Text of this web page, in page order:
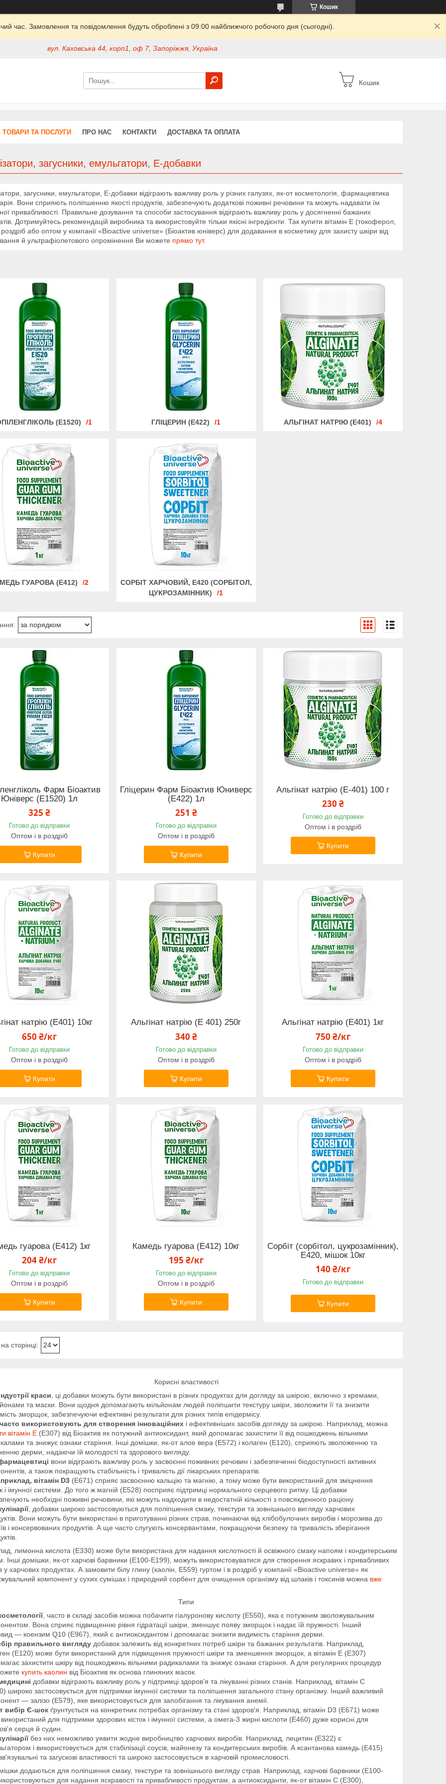
Кошик
час. Замовлення та повідомлення будуть оброблені з 09:00 найближчого робочого дня (сьогодні).
вул. Каховська 44, корп1, оф 7, Запоріжжя, Україна
Кошик
ТОВАРИ ТА ПОСЛУГИ ПРО НАС КОНТАКТИ ДОСТАВКА ТА ОПЛАТА
загусники, емульгатори, Е-добавки
загусники, емульгатори, Е-добавки відіграють важливу роль у різних галузях, як-от косметологія, фармацевтика
Вони сприяють поліпшенню якості продуктів, забезпечують додаткові поживні речовини та можуть надавати їм
привабливості. Правильне дозування та способи застосування відіграють важливу роль у досягненні бажаних
Дотримуйтесь рекомендацій виробника та використовуйте тільки якісні інгредієнти. Так купити вітамін Е (токоферол,
або оптом у компанії «Bioactive universe» (Біоактив юніверс) для додавання в косметику для захисту шкіри від
й ультрафіолетового опромінення Ви можете прямо тут.
(Е1520) 1 ГЛІЦЕРИН (Е422) 1 АЛЬГІНАТ НАТРІЮ (Е401) 4
ГУАРОВА (Е412) 2
СОРБІТ ХАРЧОВИЙ, Е420 (СОРБІТОЛ,
ЦУКРОЗАМІННИК)
1
Фарм Біоактив
Юніверс (Е1520) 1л
325 ₴
Готово до відправки
Оптом і в роздріб
Купити
Гліцерин Фарм Біоактив Юниверс
(Е422) 1л
251 ₴
Готово до відправки
Оптом і в роздріб
Купити
Альгінат натрію (Е-401) 100 г
230 ₴
Готово до відправки
Оптом і в роздріб
Купити
натрію (Е401) 10кг
650 ₴/кг
Готово до відправки
Оптом і в роздріб
Купити
Альгінат натрію (Е 401) 250г
340 ₴
Готово до відправки
Оптом і в роздріб
Купити
Альгінат натрію (Е401) 1кг
750 ₴/кг
Готово до відправки
Оптом і в роздріб
Купити
гуарова (Е412) 1кг
204 ₴/кг
Готово до відправки
Оптом і в роздріб
Купити
Камедь гуарова (Е412) 10кг
195 ₴/кг
Готово до відправки
Оптом і в роздріб
Купити
Сорбіт (сорбітол, цукрозамінник),
Е420, мішок 10кг
140 ₴/кг
Готово до відправки
Купити
Корисні властивості
краси , ці добавки можуть бути використані в різних продуктах для догляду за шкірою, включно з кремами,
та маски. Вони щодня допомагають мільйонам людей поліпшити текстуру шкіри, зволожити її та знизити
зморщок, забезпечуючи ефективні результати для різних типів епідермісу.
часто використовують для створення інноваційних і ефективніших засобів догляду за шкірою. Наприклад, можна
вітамін Е (E307) від Біоактив як потужний антиоксидант, який допомагає захистити її від пошкоджень вільними
та знижує ознаки старіння. Інші домішки, як-от алое вера (E572) і колаген (E120), сприяють зволоженню та
дерми, надаючи їй молодості та здорового вигляду.
вони відіграють важливу роль у засвоєнні поживних речовин і забезпеченні біодоступності активних
а також покращують стабільність і тривалість дії лікарських препаратів.
вітамін D3 (E671) сприяє засвоєнню кальцію та магнію, а тому може бути використаний для зміцнення
і імунної системи. До того ж магній (E528) посприяє підтримці нормального серцевого ритму. Ці добавки
необхідні поживні речовини, які можуть надходити в недостатній кількості з повсякденного раціону.
, добавки широко застосовуються для поліпшення смаку, текстури та зовнішнього вигляду харчових
Вони можуть бути використані в приготуванні різних страв, починаючи від хлібобулочних виробів і морозива до
і консервованих продуктів. А ще часто слугують консервантами, покращуючи безпеку та тривалість зберігання
лимонна кислота (E330) може бути використана для надання кислотності й освіжного смаку напоям і кондитерським
Інші домішки, як-от харчові барвники (E100-E199), можуть використовуватися для створення яскравих і привабливих
у харчових продуктах. А замовити білу глину (каолін, Е559) гуртом і в роздріб у компанії «Bioactive universe» як
компонент у сухих сумішах і природний сорбент для очищення організму від шлаків і токсинів можна вже
Типи
, часто в складі засобів можна побачити гіалуронову кислоту (Е550), яка є потужним зволожувальним
Вона сприяє підвищенню рівня гідратації шкіри, зменшує появу зморщок і надає їй пружності. Інший
— коензим Q10 (Е967), який є антиоксидантом і допомагає знизити видимість старіння дерми.
правильного вигляду добавок залежить від конкретних потреб шкіри та бажаних результатів. Наприклад,
(Е120) може бути використаний для підвищення пружності шкіри та зменшення зморщок, а вітамін Е (E307)
захистити шкіру від пошкоджень вільними радикалами та знижує ознаки старіння. А для регулярних процедур
купить каолин від Біоактив як основа глиняних масок.
добавки відіграють важливу роль у підтримці здоров'я та лікуванні різних станів. Наприклад, вітамін С
широко застосовується для підтримки імунної системи та поліпшення загального стану організму. Інший важливий
— залізо (E579), яке використовується для запобігання та лікування анемії.
вибір Є-шок ґрунтується на конкретних потребах організму та стані здоров'я. Наприклад, вітамін D3 (E671) може
для підтримки здорових кісток і імунної системи, а омега-3 жирні кислоти (E460) дуже корисні для
серця й судин.
без них неможливо уявити жодне виробництво харчових виробів. Наприклад, лецитин (Е322) є
і використовується для стабілізації соусів, майонезу та кондитерських виробів. А ксантанова камедь (Е415)
та загускові властивості та широко застосовується в харчовій промисловості.
додаються для поліпшення смаку, текстури та зовнішнього вигляду страв. Наприклад, харчові барвники (E100-
для надання яскравості та привабливості продуктам, а антиоксиданти, як-от вітамін С (E300),